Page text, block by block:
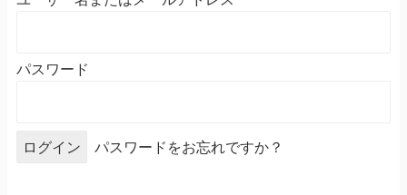
パスワード
パスワードをお忘れですか？